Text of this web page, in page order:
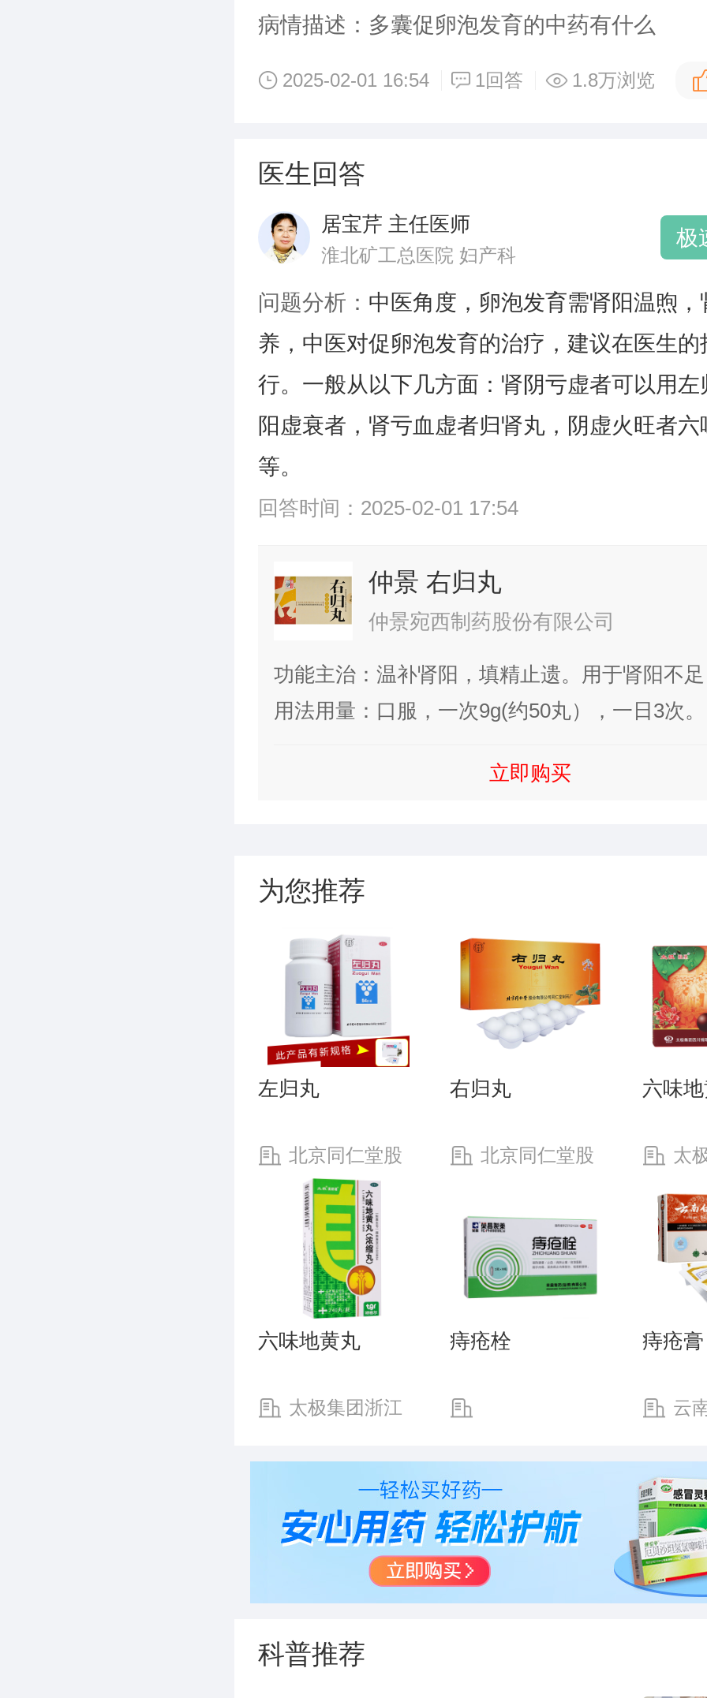
病情描述：多囊促卵泡发育的中药有什么
2025-02-01 16:54 1回答 1.8万浏览
医生回答
居宝芹 主任医师
淮北矿工总医院 妇产科
极
问题分析： 中医角度，卵泡发育需肾阳温煦，
养，中医对促卵泡发育的治疗，建议在医生的
行。一般从以下几方面：肾阴亏虚者可以用左
阳虚衰者 ，肾亏血虚者归肾丸，阴虚火旺者
等。
回答时间：2025-02-01 17:54
仲景 右归丸
仲景宛西制药股份有限公司
功能主治：温补肾阳，填精止遗。用于肾阳不
衰，腰膝酸冷，精神不振，怯寒畏冷，阳痿遗
用法用量：口服，一次9g(约50丸），一日3次。
立即购买
为您推荐
左归丸
北京同仁堂股
份有限公司同仁堂
制药厂
右归丸
北京同仁堂股
制药厂
六味
太
六味地黄丸
太极集团浙江
痔疮栓 痔疮膏
云
科普推荐